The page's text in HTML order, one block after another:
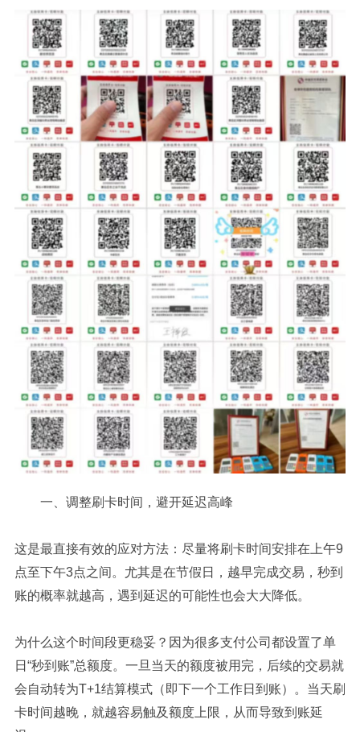
一、调整刷卡时间，避开延迟高峰
这是最直接有效的应对方法：尽量将刷卡时间安排在上午9
点至下午3点之间。尤其是在节假日，越早完成交易，秒到
账的概率就越高，遇到延迟的可能性也会大大降低。
为什么这个时间段更稳妥？因为很多支付公司都设置了单
日“秒到账”总额度。一旦当天的额度被用完，后续的交易就
会自动转为T+1结算模式（即下一个工作日到账）。当天刷
卡时间越晚，就越容易触及额度上限，从而导致到账延